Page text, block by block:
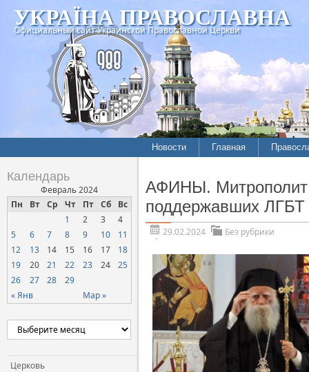
УКРАЇНА ПРАВОСЛАВНА
Официальный сайт Украинской Православной Церкви
Новости Главная
Календарь
Февраль 2024
Пн
Вт Ср Чт Пт Сб Вс
« Янв Мар »
1 2 3
4
5
6 7 8 9 10
11
12
13 14 15 16 17
18
19
20 21 22 23 24
25
26
27 28 29
Церковь
АФИНЫ. Митрополит
поддержавших ЛГБТ
29.02.2024 Без рубрики